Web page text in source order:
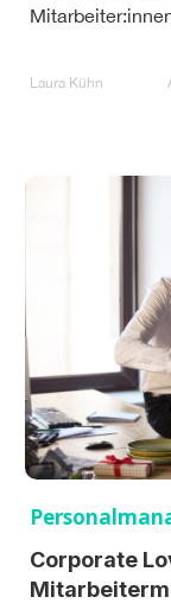
Laura Kühn
Corporate